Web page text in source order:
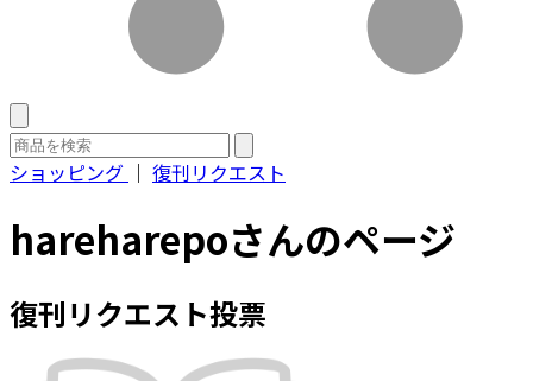
ショッピング ｜ 復刊リクエスト
hareharepoさんのページ
復刊リクエスト投票